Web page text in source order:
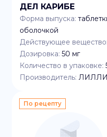
ДЕЛ КАРИБЕ
Форма выпуска:
оболочкой
Действующее вещество:
Дозировка: 50 мг
Количество в упаковке:
Производитель:
По рецепту